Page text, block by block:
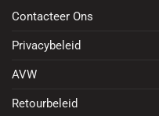
Contacteer Ons
Privacybeleid
AVW
Retourbeleid